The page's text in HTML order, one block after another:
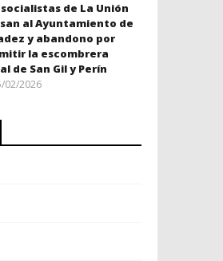
socialistas de La Unión
al Ayuntamiento de
y abandono por
la escombrera
de San Gil y Perín
02/2026